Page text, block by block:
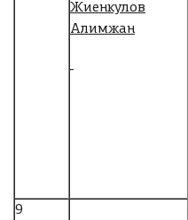
Жиенкулов
Алимжан
9